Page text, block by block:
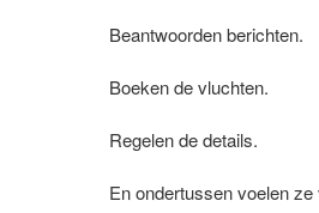
Beantwoorden berichten.
Boeken de vluchten.
Regelen de details.
En ondertussen voelen